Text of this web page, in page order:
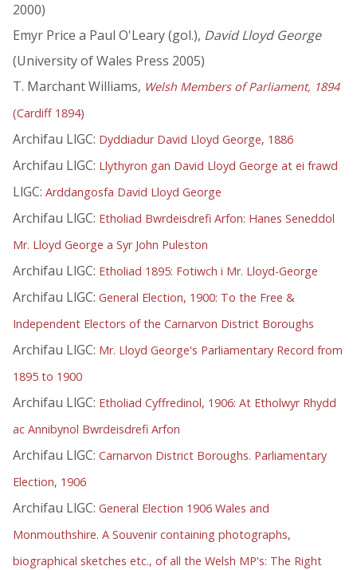
2000)
Emyr Price a Paul O'Leary (gol.), David Lloyd George
(University of Wales Press 2005)
T. Marchant Williams, Welsh Members of Parliament, 1894
(Cardiff 1894)
Archifau LlGC: Dyddiadur David Lloyd George, 1886
Archifau LlGC: Llythyron gan David Lloyd George at ei frawd
LlGC: Arddangosfa David Lloyd George
Archifau LlGC: Etholiad Bwrdeisdrefi Arfon: Hanes Seneddol
Mr. Lloyd George a Syr John Puleston
Archifau LlGC: Etholiad 1895: Fotiwch i Mr. Lloyd-George
Archifau LlGC: General Election, 1900: To the Free &
Independent Electors of the Carnarvon District Boroughs
Archifau LlGC: Mr. Lloyd George's Parliamentary Record from
1895 to 1900
Archifau LlGC: Etholiad Cyffredinol, 1906: At Etholwyr Rhydd
ac Annibynol Bwrdeisdrefi Arfon
Archifau LlGC: Carnarvon District Boroughs. Parliamentary
Election, 1906
Archifau LlGC: General Election 1906 Wales and
Monmouthshire. A Souvenir containing photographs,
biographical sketches etc., of all the Welsh MP's: The Right